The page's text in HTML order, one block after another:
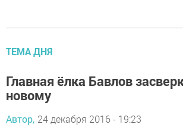
ТЕМА ДНЯ
Главная ёлка Бавлов
новому
Автор, 24 декабря 2016 - 19:23